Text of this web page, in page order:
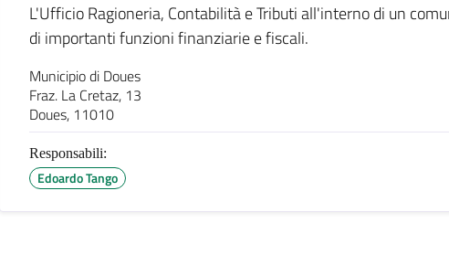
L'Ufficio Ragioneria, Contabilità e Tributi all'interno di un
di importanti funzioni finanziarie e fiscali.
Municipio di Doues
Fraz. La Cretaz, 13
Doues, 11010
Responsabili:
Edoardo Tango